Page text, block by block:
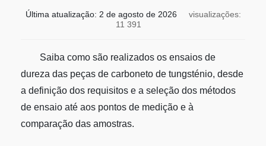
Última atualização: 2 de agosto de 2026
visualizações:
11 391
Saiba como são realizados os ensaios de
dureza das peças de carboneto de tungsténio, desde
a definição dos requisitos e a seleção dos métodos
de ensaio até aos pontos de medição e à
comparação das amostras.